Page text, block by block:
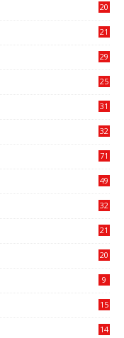
20
21
29
25
31
32
71
49
32
21
20
9
15
14